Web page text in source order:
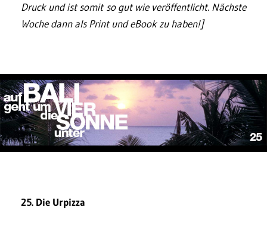
Druck und ist somit so gut wie veröffentlicht. Nächste
Woche dann als Print und eBook zu haben!]
25. Die Urpizza